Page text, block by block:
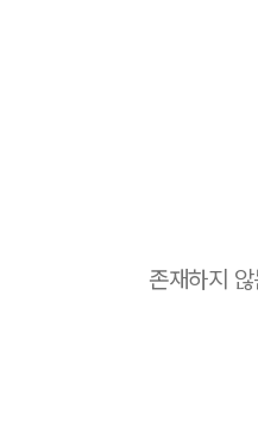
존재하지